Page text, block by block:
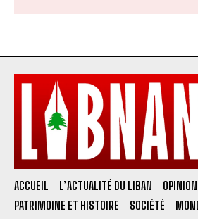
ACCUEIL L’ACTUALITÉ DU LIBAN
OPINION
PATRIMOINE ET HISTOIRE
SOCIÉTÉ